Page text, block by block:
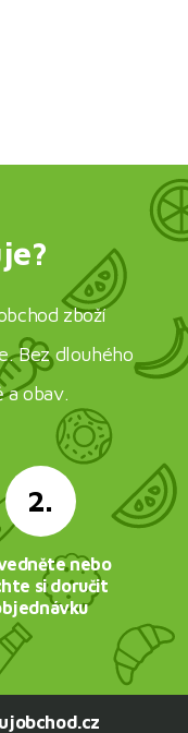
zboží
Bez dlouhého
obav.
2.
nebo
si doručit